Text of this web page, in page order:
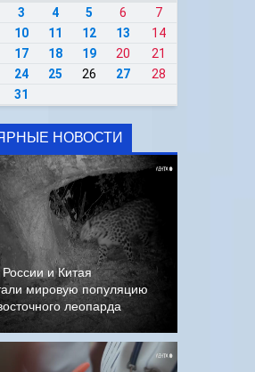
3 4 5 6
7
10 11 12 13
14
17 18 19 20
21
24 25 26 27
28
31
НОВОСТИ
и Китая
мировую популяцию
леопарда